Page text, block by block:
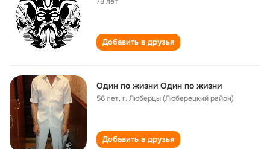
Добавить в друзья
Один по жизни Один по жизни
56 лет,г. Люберцы (Люберецкий район)
Добавить в друзья